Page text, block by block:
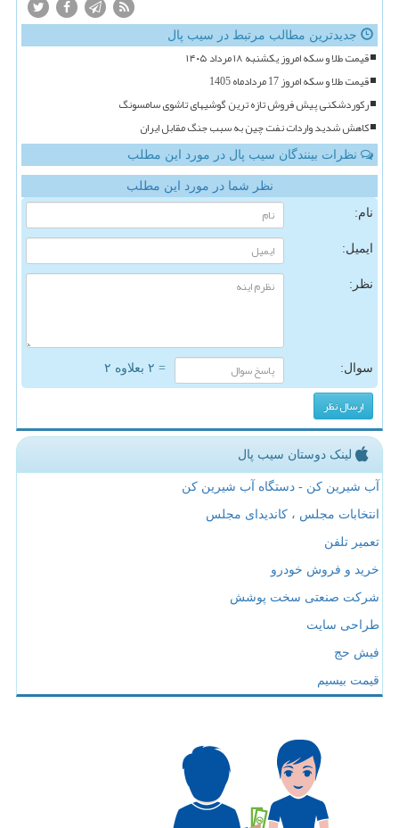
جدیدترین مطالب مرتبط در سیب پال
قیمت طلا و سکه امروز یکشنبه ۱۸ مرداد ۱۴۰۵
قیمت طلا و سکه امروز 17 مردادماه 1405
رکوردشکنی پیش فروش تازه ترین گوشیهای تاشوی سامسونگ
کاهش شدید واردات نفت چین به سبب جنگ مقابل ایران
نظرات بینندگان سیب پال در مورد این مطلب
نظر شما در مورد این مطلب
نام:
ایمیل:
نظر:
سوال: = ۲ بعلاوه ۲
لینک دوستان سیب پال
آب شیرین کن - دستگاه آب شیرین کن
انتخابات مجلس ، کاندیدای مجلس
تعمیر تلفن
خرید و فروش خودرو
شرکت صنعتی سخت پوشش
طراحی سایت
فیش حج
قیمت بیسیم